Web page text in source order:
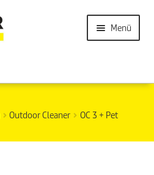
Menü
Outdoor Cleaner OC 3 + Pet